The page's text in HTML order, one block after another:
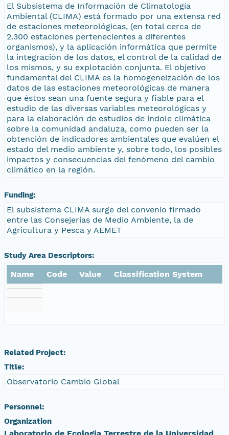
El Subsistema de Información de Climatología
Ambiental (CLIMA) está formado por una extensa red
de estaciones meteorológicas, (en total cerca de
2.300 estaciones pertenecientes a diferentes
organismos), y la aplicación informática que permite
la integración de los datos, el control de la calidad de
los mismos, y su explotación conjunta. El objetivo
fundamental del CLIMA es la homogeneización de los
datos de las estaciones meteorológicas de manera
que éstos sean una fuente segura y fiable para el
estudio de las diversas variables meteorológicas y
para la elaboración de estudios de índole climática
sobre la comunidad andaluza, como pueden ser la
obtención de indicadores ambientales que evalúen el
estado del medio ambiente y, sobre todo, los posibles
impactos y consecuencias del fenómeno del cambio
climático en la región.
Funding:
El subsistema CLIMA surge del convenio firmado
entre las Consejerías de Medio Ambiente, la de
Agricultura y Pesca y AEMET
Study Area Descriptors:
Name Code Value Classification System
Related Project:
Title:
Observatorio Cambio Global
Personnel:
Organization